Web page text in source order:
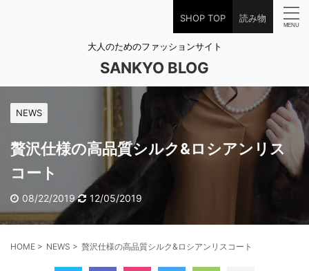
SHOP TOP 読み物
大人のためのファッションサイト
SANKYO BLOG
NEWS
贅沢仕様の高品質シルク&ロシアンリス
コート
08/22/2019 12/05/2019
HOME > NEWS > 贅沢仕様の高品質シルク&ロシアンリスコート